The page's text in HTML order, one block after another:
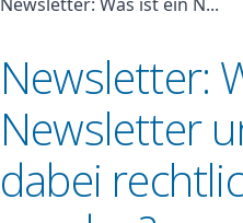
Newsletter:
Newsletter
dabei